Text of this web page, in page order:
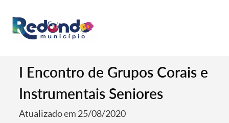
I Encontro de Grupos Corais e
Instrumentais Seniores
Atualizado em 25/08/2020